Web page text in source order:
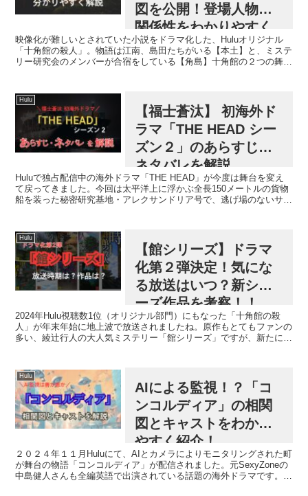
図を公開！登場人物の
関係性をわかりやすく
解説
映像化が難しいとされていた小説をドラマ化した、Huluオリジナル
「十角館の殺人」。物語は江南、島田たちがいる【本土】と、ミステ
リー研究会のメンバーが合宿をしている【角島】十角館の２つの舞台
Hulu
【福士蒼汰】 初海外ド
ラマ「THE HEAD シー
ズン２」のあらすじ・
ネタバレを解説
Huluで独占配信中の海外ドラマ「THE HEAD」が今度は舞台を変え
て戻ってきました。今回は太平洋上に浮かぶ全長150メートルの貨物
船を装った秘密研究基地・アレクサンドリア号で、逃げ場のないサバ
Hulu
【館シリーズ】ドラマ
化第２弾決定！気にな
る放送はいつ？新シリ
ーズ作品を考察！！
2024年Hulu視聴数1位（オリジナル部門）にもなった「十角館の殺
人」が年末年始に地上波で放送されましたね。原作もとてもファンの
多い、綾辻行人の大人気ミステリー「館シリーズ」ですが、新たに第
Hulu
AIによる監視！？「コ
ンコルディア」の相関
図とキャストをわかり
やすく紹介！
２０２４年１１月Huluにて、AIとカメラによりモニタリングされた町
が舞台の物語「コンコルディア」が配信されました。元SexyZoneの
中島健人さんも全編英語で出演されている話題の海外ドラマです。２